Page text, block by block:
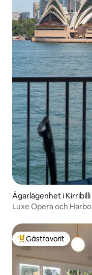
Ägarlägenhet i Kirribilli
Luxe Opera och
Populär gästfavorit
Gästfavorit